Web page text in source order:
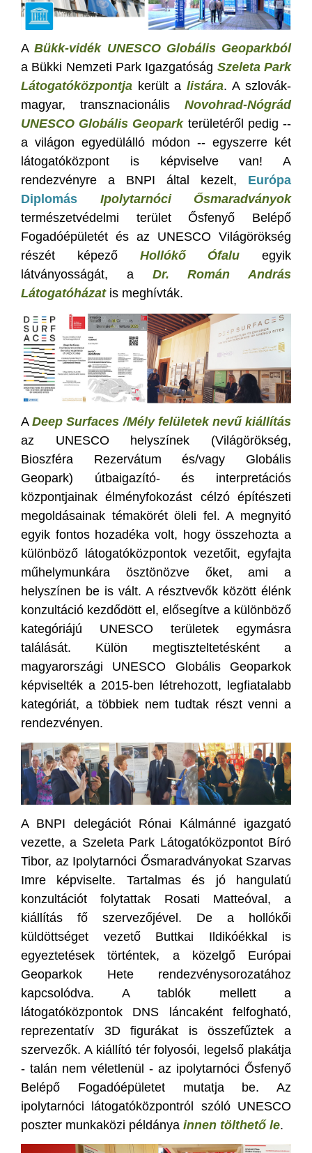
ABükk-vidék UNESCO Globális Geoparkból
a Bükki Nemzeti Park Igazgatóság Szeleta Park
Látogatóközpontja került a listára. A szlovák-
magyar, transznacionális Novohrad-Nógrád
UNESCO Globális Geoparkterületéről pedig --
a világon egyedülálló módon -- egyszerre két
látogatóközpont is képviselve van! A
rendezvényre a BNPI által kezelt, Európa
Diplomás
Ipolytarnóci Ősmaradványok
természetvédelmi terület Ősfenyő Belépő
Fogadóépületét és az UNESCO Világörökség
részét képező Hollókő Ófalu egyik
látványosságát, a Dr. Román András
Látogatóházatis meghívták.
ADeep Surfaces /Mély felületek nevű kiállítás
az UNESCO helyszínek (Világörökség,
Bioszféra Rezervátum és/vagy Globális
Geopark) útbaigazító- és interpretációs
központjainak élményfokozást célzó építészeti
megoldásainak témakörét öleli fel. A megnyitó
egyik fontos hozadéka volt, hogy összehozta a
különböző látogatóközpontok vezetőit, egyfajta
műhelymunkára ösztönözve őket, ami a
helyszínen be is vált. A résztvevők között élénk
konzultáció kezdődött el, elősegítve a különböző
kategóriájú UNESCO területek egymásra
találását. Külön megtiszteltetésként a
magyarországi UNESCO Globális Geoparkok
képviselték a 2015-ben létrehozott, legfiatalabb
kategóriát, a többiek nem tudtak részt venni a
rendezvényen.
A BNPI delegációt Rónai Kálmánné igazgató
vezette, a Szeleta Park Látogatóközpontot Bíró
Tibor, az Ipolytarnóci Ősmaradványokat Szarvas
Imre képviselte. Tartalmas és jó hangulatú
konzultációt folytattak Rosati Matteóval, a
kiállítás fő szervezőjével. De a hollókői
küldöttséget vezető Buttkai Ildikóékkal is
egyeztetések történtek, a közelgő Európai
Geoparkok Hete rendezvénysorozatához
kapcsolódva. A tablók mellett a
látogatóközpontok DNS láncaként felfogható,
reprezentatív 3D figurákat is összefűztek a
szervezők. A kiállító tér folyosói, legelső plakátja
- talán nem véletlenül - az ipolytarnóci Ősfenyő
Belépő Fogadóépületet mutatja be. Az
ipolytarnóci látogatóközpontról szóló UNESCO
poszter munkaközi példánya innen tölthető le.